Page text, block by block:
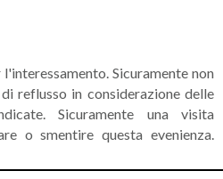
Sicuramente non
reflusso in considerazione delle
Sicuramente una visita
o smentire questa evenienza.